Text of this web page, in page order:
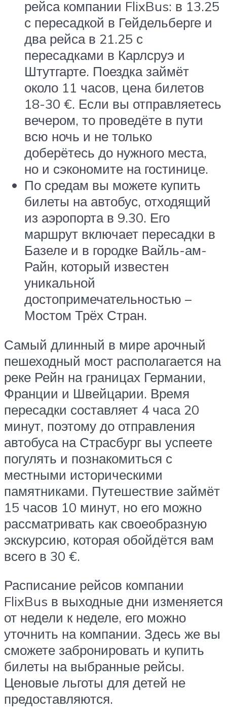
рейса компании FlixBus: в 13.25
с пересадкой в Гейдельберге и
два рейса в 21.25 с
пересадками в Карлсруэ и
Штутгарте. Поездка займёт
около 11 часов, цена билетов
18-30 €. Если вы отправляетесь
вечером, то проведёте в пути
всю ночь и не только
доберётесь до нужного места,
но и сэкономите на гостинице.
По средам вы можете купить
билеты на автобус, отходящий
из аэропорта в 9.30. Его
маршрут включает пересадки в
Базеле и в городке Вайль-ам-
Райн, который известен
уникальной
достопримечательностью –
Мостом Трёх Стран.
Самый длинный в мире арочный
пешеходный мост располагается на
реке Рейн на границах Германии,
Франции и Швейцарии. Время
пересадки составляет 4 часа 20
минут, поэтому до отправления
автобуса на Страсбург вы успеете
погулять и познакомиться с
местными историческими
памятниками. Путешествие займёт
15 часов 10 минут, но его можно
рассматривать как своеобразную
экскурсию, которая обойдётся вам
всего в 30 €.
Расписание рейсов компании
FlixBus в выходные дни изменяется
от недели к неделе, его можно
уточнить на компании. Здесь же вы
сможете забронировать и купить
билеты на выбранные рейсы.
Ценовые льготы для детей не
предоставляются.